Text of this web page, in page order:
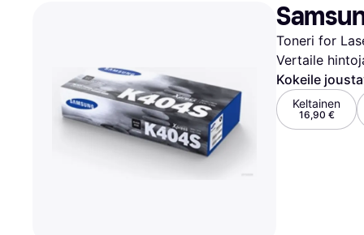
Gigantti
H&M
Peten
Wolt
Toneri for
Vertaile
Kokeile
Keltainen
16,90 €